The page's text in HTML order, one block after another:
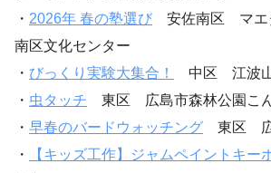
・ 2026年 春の塾選び 安佐南区 マエ
南区文化センター
・ びっくり実験大集合！
中区 江波
・ 虫タッチ 東区 広島市森林公園こ
・ 早春のバードウォッチング 東区 広
・
【キッズ工作】ジャムペイントキー